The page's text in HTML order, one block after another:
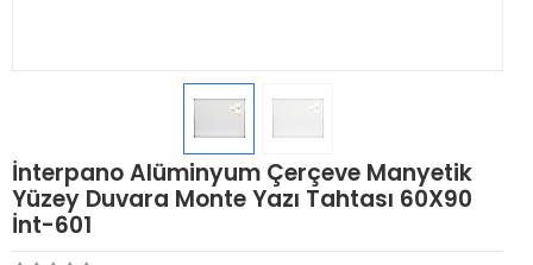
İnterpano Alüminyum Çerçeve Manyetik
Yüzey Duvara Monte Yazı Tahtası 60X90
İnt-601